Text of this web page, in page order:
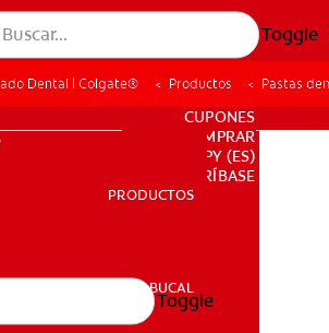
Toggle
PRODUCTOS
SALUD BUCAL
PARA PROFESIONALES
CUPONES
DONDE COMPRAR
PY (ES)
SUSCRÍBASE
PRODUCTOS
SALUD BUCAL
Toggle
Dental | Colgate® Productos Pastas